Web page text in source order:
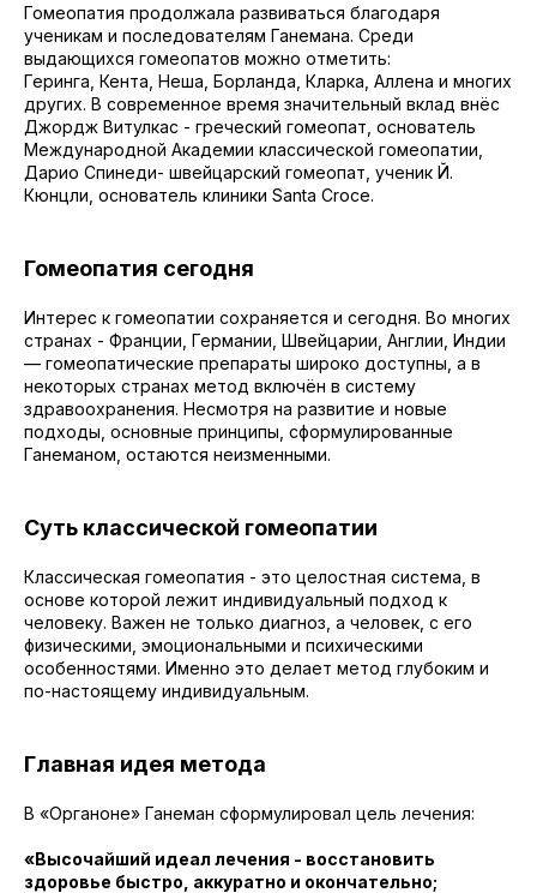
Гомеопатия продолжала развиваться благодаря
ученикам и последователям Ганемана. Среди
выдающихся гомеопатов можно отметить:
Геринга, Кента, Неша, Борланда, Кларка, Аллена и многих
других. В современное время значительный вклад внёс
Джордж Витулкас - греческий гомеопат, основатель
Международной Академии классической гомеопатии,
Дарио Спинеди- швейцарский гомеопат, ученик Й.
Кюнцли, основатель клиники Santa Croce.
Гомеопатия сегодня
Интерес к гомеопатии сохраняется и сегодня. Во многих
странах - Франции, Германии, Швейцарии, Англии, Индии
— гомеопатические препараты широко доступны, а в
некоторых странах метод включён в систему
здравоохранения. Несмотря на развитие и новые
подходы, основные принципы, сформулированные
Ганеманом, остаются неизменными.
Суть классической гомеопатии
Классическая гомеопатия - это целостная система, в
основе которой лежит индивидуальный подход к
человеку. Важен не только диагноз, а человек, с его
физическими, эмоциональными и психическими
особенностями. Именно это делает метод глубоким и
по-настоящему индивидуальным.
Главная идея метода
В «Органоне» Ганеман сформулировал цель лечения:
«Высочайший идеал лечения - восстановить
здоровье быстро, аккуратно и окончательно;